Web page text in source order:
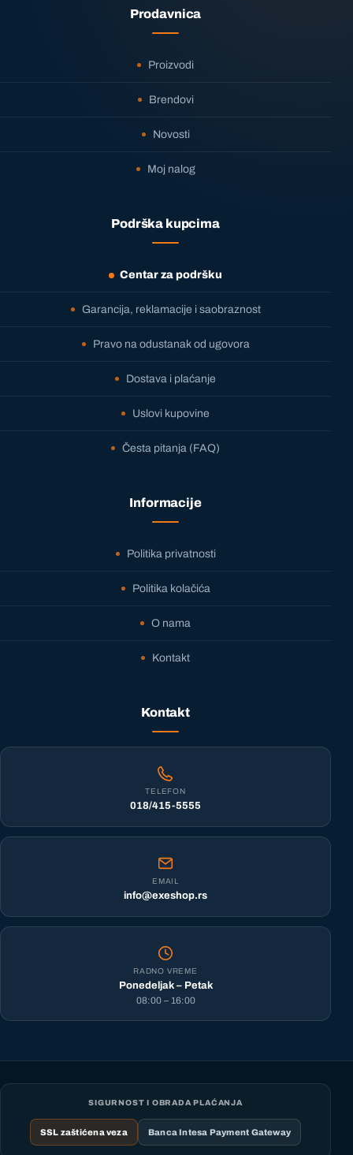
Prodavnica
Proizvodi
Brendovi
Novosti
Moj nalog
Podrška kupcima
Centar za podršku
Garancija, reklamacije i saobraznost
Pravo na odustanak od ugovora
Dostava i plaćanje
Uslovi kupovine
Česta pitanja (FAQ)
Informacije
Politika privatnosti
Politika kolačića
O nama
Kontakt
Kontakt
TELEFON
018/415-5555
EMAIL
info@exeshop.rs
RADNO VREME
Ponedeljak – Petak
08:00 – 16:00
SIGURNOST I OBRADA PLAĆANJA
SSL zaštićena veza Banca Intesa Payment Gateway